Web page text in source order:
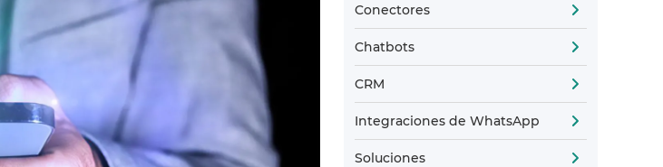
Conectores
Chatbots
CRM
Integraciones de WhatsApp
Soluciones